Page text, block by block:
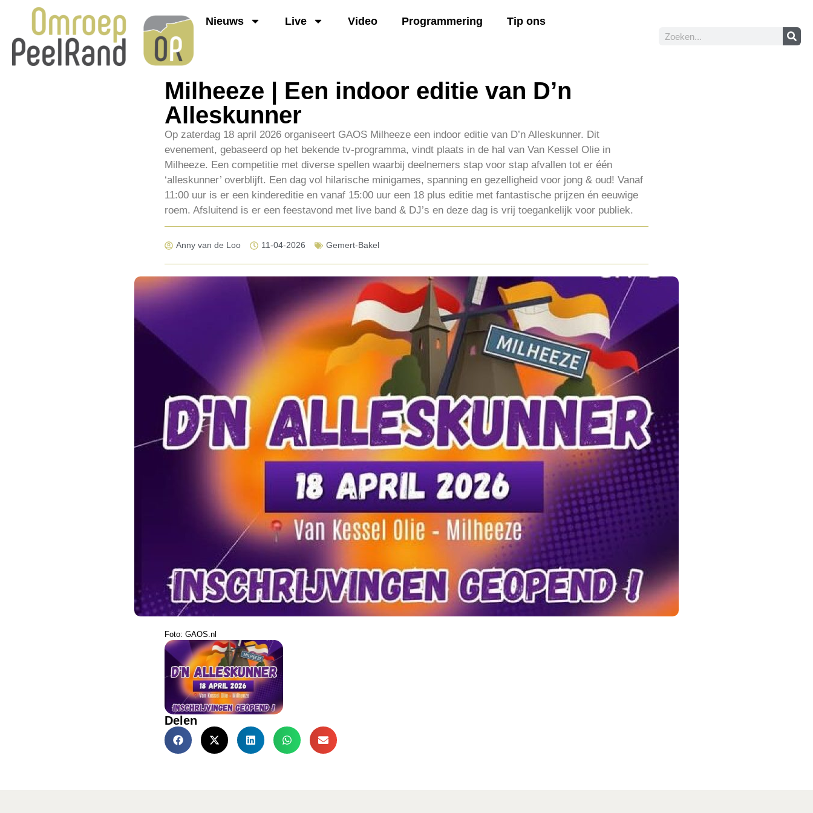
Nieuws Live Video Programmering Tip ons
Milheeze | Een indoor editie van D’n
Alleskunner
Op zaterdag 18 april 2026 organiseert GAOS Milheeze een indoor editie van D’n Alleskunner. Dit
evenement, gebaseerd op het bekende tv-programma, vindt plaats in de hal van Van Kessel Olie in
Milheeze. Een competitie met diverse spellen waarbij deelnemers stap voor stap afvallen tot er één
‘alleskunner’ overblijft. Een dag vol hilarische minigames, spanning en gezelligheid voor jong & oud! Vanaf
11:00 uur is er een kindereditie en vanaf 15:00 uur een 18 plus editie met fantastische prijzen én eeuwige
roem. Afsluitend is er een feestavond met live band & DJ’s en deze dag is vrij toegankelijk voor publiek.
Anny van de Loo 11-04-2026 Gemert-Bakel
Foto: GAOS.nl
Delen